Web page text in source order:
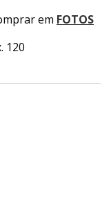
em FOTOS
120